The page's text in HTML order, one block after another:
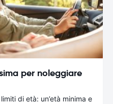
per noleggiare
di età: un’età minima e